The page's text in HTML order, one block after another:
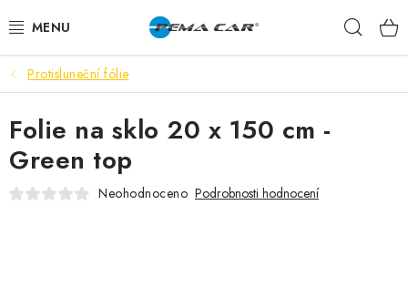
na
NOVINKY
DOPRODEJ
AUTODOPLŇKY
Protisluneční fólie
Folie na sklo 20 x 150 cm -
Green top
Neohodnoceno Podrobnosti hodnocení